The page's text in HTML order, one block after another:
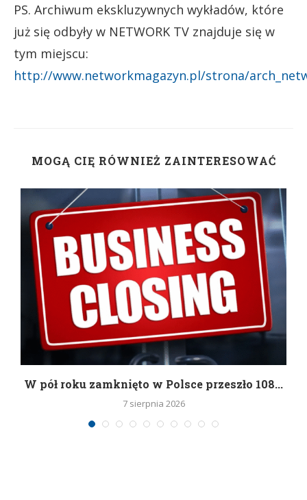
PS. Archiwum ekskluzywnych wykładów, które
już się odbyły w NETWORK TV znajduje się w
tym miejscu:
http://www.networkmagazyn.pl/strona/
MOGĄ CIĘ RÓWNIEŻ ZAINTERESOWAĆ
W pół roku zamknięto w Polsce przeszło 108...
7 sierpnia 2026